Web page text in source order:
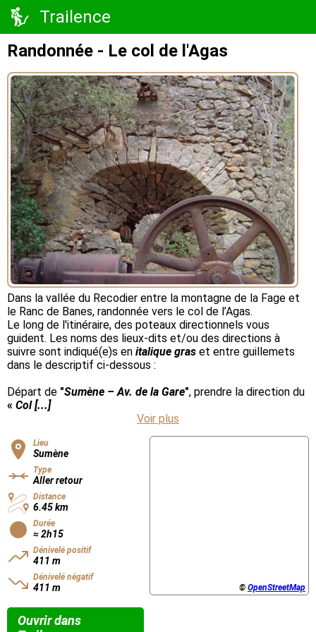
Trailence
Randonnée - Le col de l'Agas
Dans la vallée du Recodier entre la montagne de la Fage et
le Ranc de Banes, randonnée vers le col de l’Agas.
Le long de l'itinéraire, des poteaux directionnels vous
guident. Les noms des lieux-dits et/ou des directions à
suivre sont indiqué(e)s en italique gras et entre guillemets
dans le descriptif ci-dessous :
Départ de "Sumène – Av. de la Gare", prendre la direction du
« Col [...]
Voir plus
Lieu
Sumène
Type
Aller retour
Distance
6.45 km
Durée
≈ 2h15
Dénivelé positif
411 m
Dénivelé négatif
411 m
Ouvrir dans
© OpenStreetMap